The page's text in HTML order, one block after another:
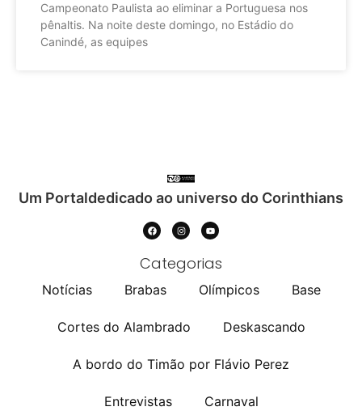
Campeonato Paulista ao eliminar a Portuguesa nos
pênaltis. Na noite deste domingo, no Estádio do
Canindé, as equipes
Um Portaldedicado ao universo do Corinthians
Categorias
Notícias Brabas Olímpicos Base
Cortes do Alambrado Deskascando
A bordo do Timão por Flávio Perez
Entrevistas Carnaval